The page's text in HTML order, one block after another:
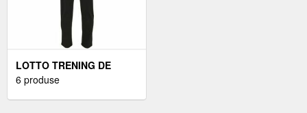
LOTTO TRENING DE
BĂRBAȚI TRENING DE
6 produse